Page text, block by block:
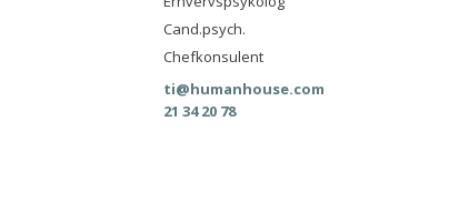
Cand.psych.
Chefkonsulent
ti@humanhouse.com
21 34 20 78